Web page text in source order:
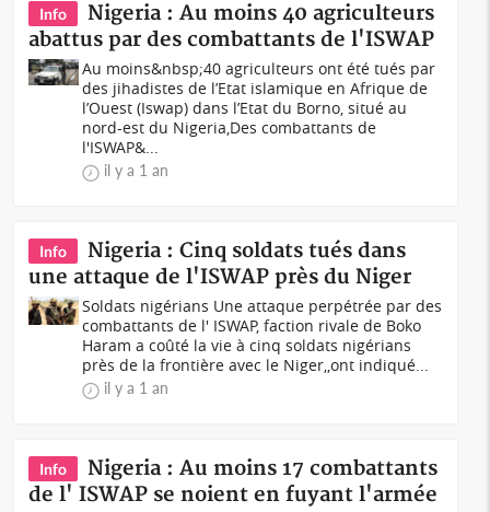
Info
Nigeria : Au moins 40 agriculteurs
abattus par des combattants de l'ISWAP
Au moins&nbsp;40 agriculteurs ont été tués par
des jihadistes de l’Etat islamique en Afrique de
l’Ouest (Iswap) dans l’Etat du Borno, situé au
nord-est du Nigeria,Des combattants de
l'ISWAP&...
il y a 1 an
Info
Nigeria : Cinq soldats tués dans
une attaque de l'ISWAP près du Niger
Soldats nigérians Une attaque perpétrée par des
combattants de l' ISWAP, faction rivale de Boko
Haram a coûté la vie à cinq soldats nigérians
près de la frontière avec le Niger,,ont indiqué...
il y a 1 an
Info
Nigeria : Au moins 17 combattants
de l' ISWAP se noient en fuyant l'armée